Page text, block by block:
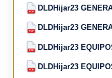
PDF DLDHijar23
PDF DLDHijar23
PDF DLDHijar23
PDF DLDHijar23